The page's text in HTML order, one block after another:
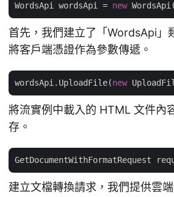
WordsApi wordsApi = new
首先，我們建立了「WordsApi」
將客戶端憑證作為參數傳遞。
wordsApi.UploadFile(new
將流實例中載入的 HTML 文件內
存。
GetDocumentWithFormatRequest
建立文檔轉換請求，我們提供雲